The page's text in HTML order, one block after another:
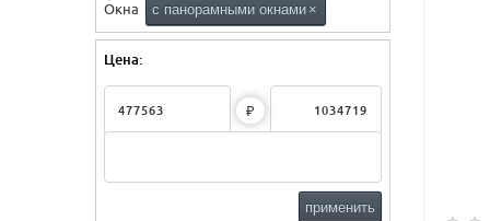
Окна с панорамными окнами ×
Цена:
₽
применить